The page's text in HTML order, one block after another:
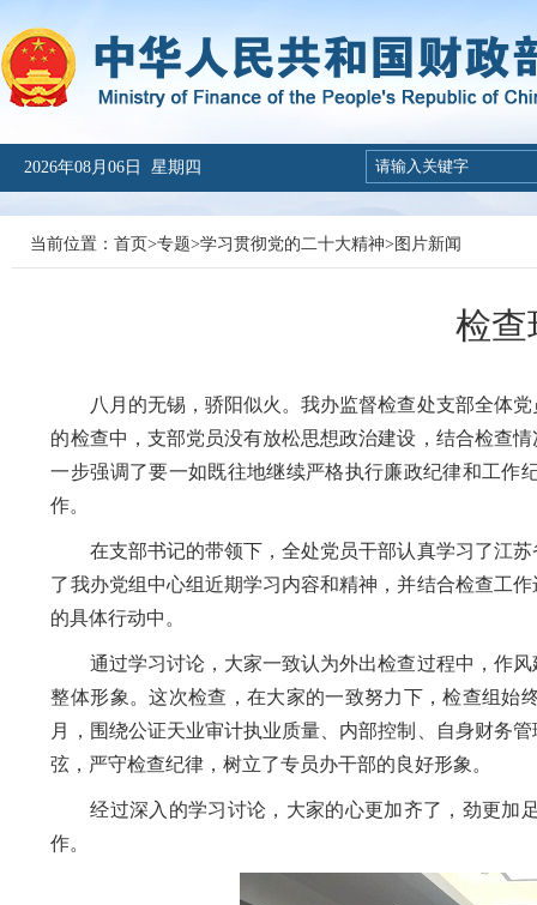
2026年08月06日 星期四
当前位置： 首页>专题>学习贯彻党的二十大精神> 图片新闻
检查
八月的无锡，骄阳似火。我办监督检查处支部全体
的检查中，支部党员没有放松思想政治建设，结合检查
一步强调了要一如既往地继续严格执行廉政纪律和工作
作。
在支部书记的带领下，全处党员干部认真学习了江
了我办党组中心组近期学习内容和精神，并结合检查工
的具体行动中。
通过学习讨论，大家一致认为外出检查过程中，作
整体形象。这次检查，在大家的一致努力下，检查组始
月，围绕公证天业审计执业质量、内部控制、自身财务
弦，严守检查纪律，树立了专员办干部的良好形象。
经过深入的学习讨论，大家的心更加齐了，劲更加
作。